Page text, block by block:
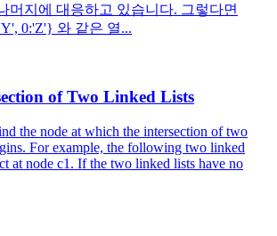
머지에 대응하고 있습니다. 그렇다면
0:'Z'} 와 같은 열...
of Two Linked Lists
the node at which the intersection of two
For example, the following two linked
at node c1. If the two linked lists have no